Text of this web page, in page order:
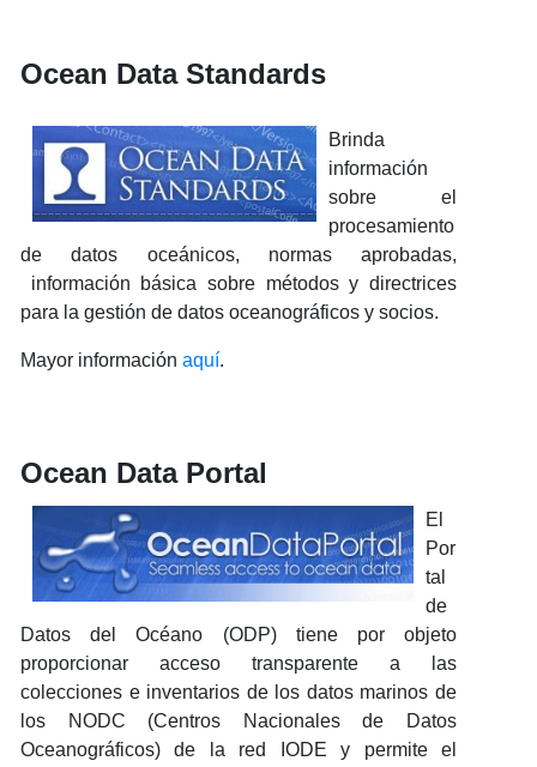
Ocean Data Standards
Brinda
información
sobre el
procesamiento
de datos oceánicos, normas aprobadas,
información básica sobre métodos y directrices
para la gestión de datos oceanográficos y socios.
Mayor información aquí.
Ocean Data Portal
El
Por
tal
de
Datos del Océano (ODP) tiene por objeto
proporcionar acceso transparente a las
colecciones e inventarios de los datos marinos de
los NODC (Centros Nacionales de Datos
Oceanográficos) de la red IODE y permite el